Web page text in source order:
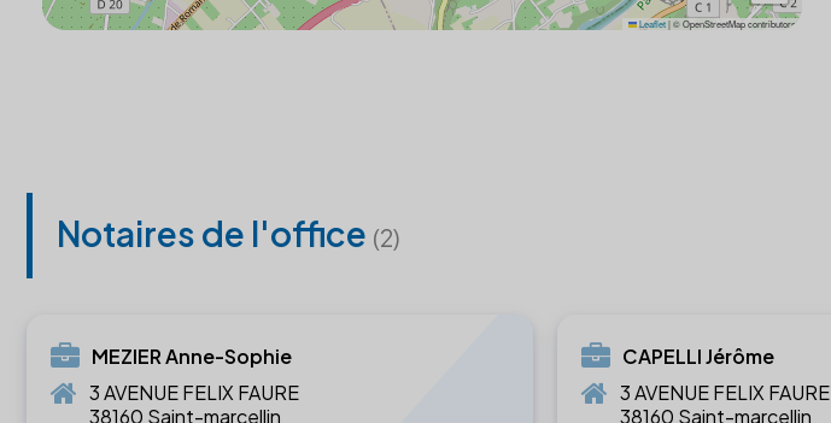
Leaflet |© OpenStreetMap contributors
Notaires de l'office (2)
MEZIER Anne-Sophie
3 AVENUE FELIX FAURE
38160 Saint-marcellin
CAPELLI Jérôme
3 AVENUE FELIX FAURE
38160 Saint-marcellin